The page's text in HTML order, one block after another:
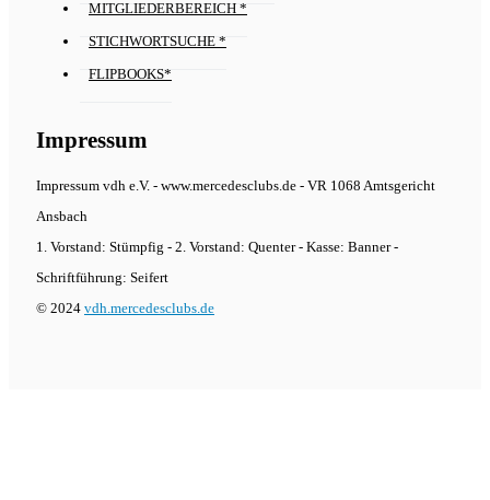
MITGLIEDERBEREICH *
STICHWORTSUCHE *
FLIPBOOKS*
Impressum
Impressum vdh e.V. - www.mercedesclubs.de - VR 1068 Amtsgericht
Ansbach
1. Vorstand: Stümpfig - 2. Vorstand: Quenter - Kasse: Banner -
Schriftführung: Seifert
© 2024 vdh.mercedesclubs.de